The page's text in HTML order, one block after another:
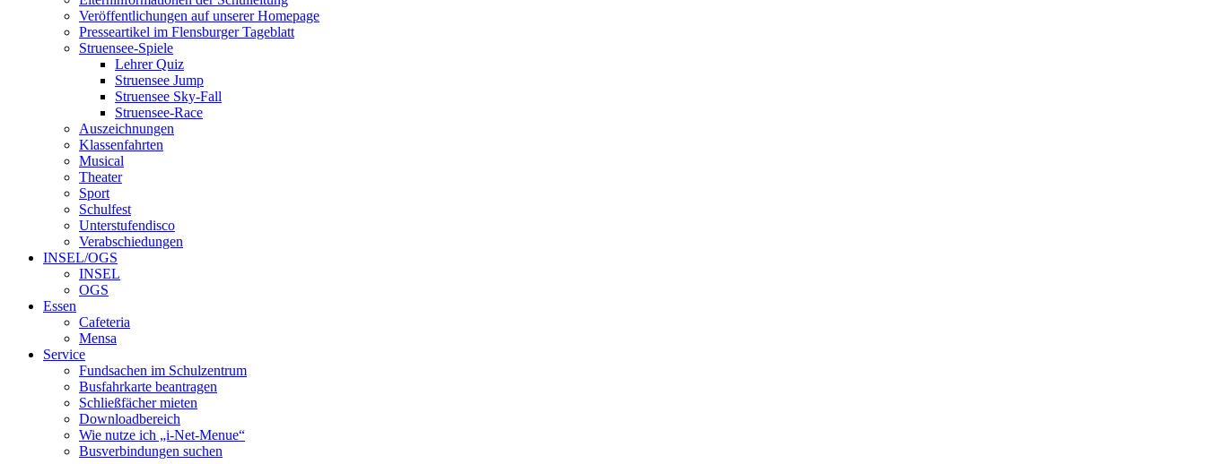
Veröffentlichungen auf unserer Homepage
Presseartikel im Flensburger Tageblatt
Struensee-Spiele
Lehrer Quiz
Struensee Jump
Struensee Sky-Fall
Struensee-Race
Auszeichnungen
Klassenfahrten
Musical
Theater
Sport
Schulfest
Unterstufendisco
Verabschiedungen
INSEL/OGS
INSEL
OGS
Essen
Cafeteria
Mensa
Service
Fundsachen im Schulzentrum
Busfahrkarte beantragen
Schließfächer mieten
Downloadbereich
Wie nutze ich „i-Net-Menue“
Busverbindungen suchen